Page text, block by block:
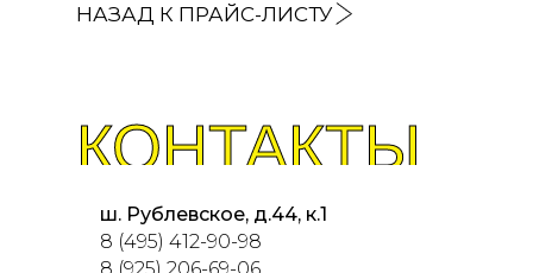
НАЗАД К ПРАЙС-ЛИСТУ
КОНТАКТЫ
ш. Рублевскоe, д.44, к.1
8 (495) 412-90-98
8 (925) 206-69-06